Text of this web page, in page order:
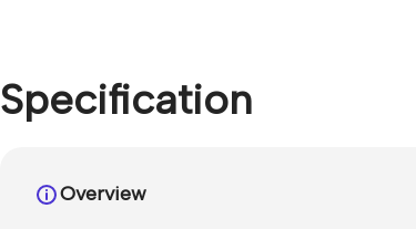
Specification
Overview